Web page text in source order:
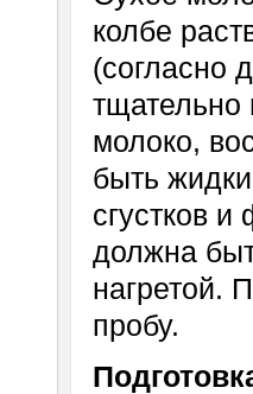
колбе
(согласно
тщательно
молоко,
быть
сгустков
должна
нагретой.
пробу.